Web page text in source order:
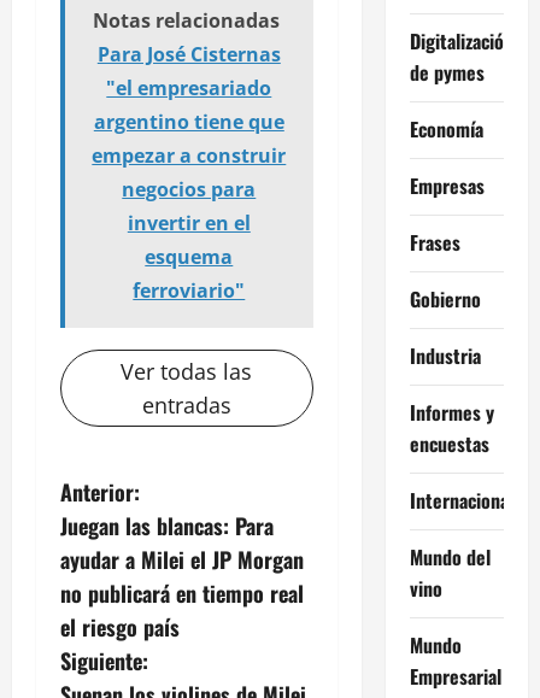
Notas relacionadas
Para José Cisternas
"el empresariado
argentino tiene que
empezar a construir
negocios para
invertir en el
esquema
ferroviario"
Ver todas las
entradas
N
a
v
e
Anterior:
Juegan las blancas: Para
ayudar a Milei el JP Morgan
no publicará en tiempo real
el riesgo país
Siguiente:
Digitalización
de pymes
Economía
Empresas
Frases
Gobierno
Industria
Informes y
encuestas
Internacional
Mundo del
vino
Mundo
Empresarial